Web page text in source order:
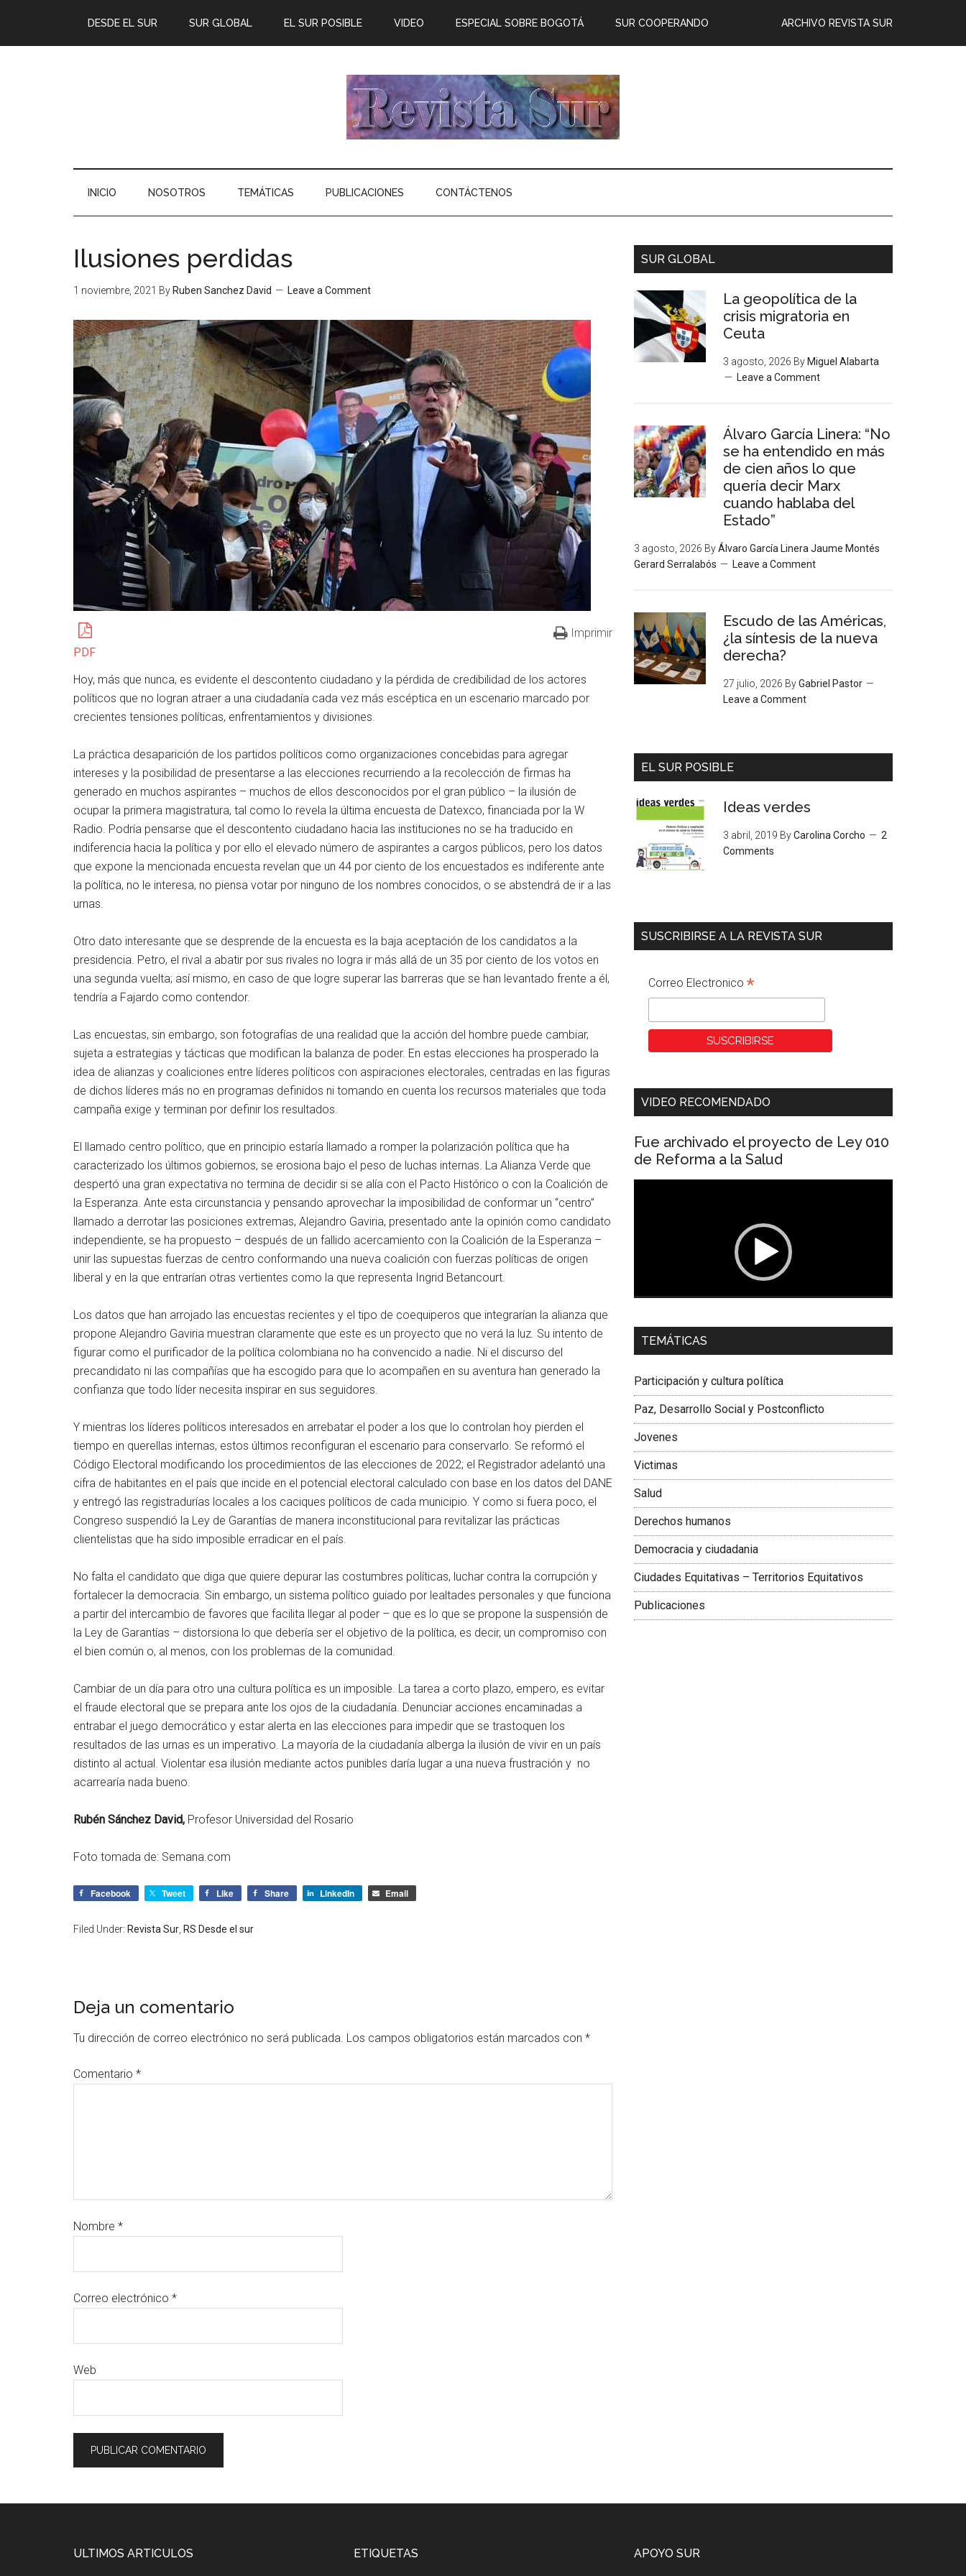
DESDE EL SUR SUR GLOBAL EL SUR POSIBLE ARCHIVO REVISTA SUR
VIDEO ESPECIAL SOBRE BOGOTÁ SUR COOPERANDO
INICIO NOSOTROS TEMÁTICAS PUBLICACIONES CONTÁCTENOS
Ilusiones perdidas
1 noviembre, 2021 By Ruben Sanchez David Leave a Comment
PDF
Imprimir
Hoy, más que nunca, es evidente el descontento ciudadano y la pérdida de credibilidad de los actores
políticos que no logran atraer a una ciudadanía cada vez más escéptica en un escenario marcado por
crecientes tensiones políticas, enfrentamientos y divisiones.
La práctica desaparición de los partidos políticos como organizaciones concebidas para agregar
intereses y la posibilidad de presentarse a las elecciones recurriendo a la recolección de firmas ha
generado en muchos aspirantes – muchos de ellos desconocidos por el gran público – la ilusión de
ocupar la primera magistratura, tal como lo revela la última encuesta de Datexco, financiada por la W
Radio. Podría pensarse que el descontento ciudadano hacia las instituciones no se ha traducido en
indiferencia hacia la política y por ello el elevado número de aspirantes a cargos públicos, pero los datos
que expone la mencionada encuesta revelan que un 44 por ciento de los encuestados es indiferente ante
la política, no le interesa, no piensa votar por ninguno de los nombres conocidos, o se abstendrá de ir a las
urnas.
Otro dato interesante que se desprende de la encuesta es la baja aceptación de los candidatos a la
presidencia. Petro, el rival a abatir por sus rivales no logra ir más allá de un 35 por ciento de los votos en
una segunda vuelta; así mismo, en caso de que logre superar las barreras que se han levantado frente a él,
tendría a Fajardo como contendor.
Las encuestas, sin embargo, son fotografías de una realidad que la acción del hombre puede cambiar,
sujeta a estrategias y tácticas que modifican la balanza de poder. En estas elecciones ha prosperado la
idea de alianzas y coaliciones entre líderes políticos con aspiraciones electorales, centradas en las figuras
de dichos líderes más no en programas definidos ni tomando en cuenta los recursos materiales que toda
campaña exige y terminan por definir los resultados.
El llamado centro político, que en principio estaría llamado a romper la polarización política que ha
caracterizado los últimos gobiernos, se erosiona bajo el peso de luchas internas. La Alianza Verde que
despertó una gran expectativa no termina de decidir si se alía con el Pacto Histórico o con la Coalición de
la Esperanza. Ante esta circunstancia y pensando aprovechar la imposibilidad de conformar un “centro”
llamado a derrotar las posiciones extremas, Alejandro Gaviria, presentado ante la opinión como candidato
independiente, se ha propuesto – después de un fallido acercamiento con la Coalición de la Esperanza –
unir las supuestas fuerzas de centro conformando una nueva coalición con fuerzas políticas de origen
liberal y en la que entrarían otras vertientes como la que representa Ingrid Betancourt.
Los datos que han arrojado las encuestas recientes y el tipo de coequiperos que integrarían la alianza que
propone Alejandro Gaviria muestran claramente que este es un proyecto que no verá la luz. Su intento de
figurar como el purificador de la política colombiana no ha convencido a nadie. Ni el discurso del
precandidato ni las compañías que ha escogido para que lo acompañen en su aventura han generado la
confianza que todo líder necesita inspirar en sus seguidores.
Y mientras los líderes políticos interesados en arrebatar el poder a los que lo controlan hoy pierden el
tiempo en querellas internas, estos últimos reconfiguran el escenario para conservarlo. Se reformó el
Código Electoral modificando los procedimientos de las elecciones de 2022; el Registrador adelantó una
cifra de habitantes en el país que incide en el potencial electoral calculado con base en los datos del DANE
y entregó las registradurías locales a los caciques políticos de cada municipio. Y como si fuera poco, el
Congreso suspendió la Ley de Garantías de manera inconstitucional para revitalizar las prácticas
clientelistas que ha sido imposible erradicar en el país.
No falta el candidato que diga que quiere depurar las costumbres políticas, luchar contra la corrupción y
fortalecer la democracia. Sin embargo, un sistema político guiado por lealtades personales y que funciona
a partir del intercambio de favores que facilita llegar al poder – que es lo que se propone la suspensión de
la Ley de Garantías – distorsiona lo que debería ser el objetivo de la política, es decir, un compromiso con
el bien común o, al menos, con los problemas de la comunidad.
Cambiar de un día para otro una cultura política es un imposible. La tarea a corto plazo, empero, es evitar
el fraude electoral que se prepara ante los ojos de la ciudadanía. Denunciar acciones encaminadas a
entrabar el juego democrático y estar alerta en las elecciones para impedir que se trastoquen los
resultados de las urnas es un imperativo. La mayoría de la ciudadanía alberga la ilusión de vivir en un país
distinto al actual. Violentar esa ilusión mediante actos punibles daría lugar a una nueva frustración y no
acarrearía nada bueno.
Rubén Sánchez David, Profesor Universidad del Rosario
Foto tomada de: Semana.com
Facebook Tweet Like Share LinkedIn Email
Filed Under: Revista Sur RS Desde el sur
Deja un comentario
Tu dirección de correo electrónico no será publicada. Los campos obligatorios están marcados con *
Comentario *
Nombre *
Correo electrónico *
Web
SUR GLOBAL
La geopolítica de la
crisis migratoria en
Ceuta
3 agosto, 2026 By Miguel Alabarta
Leave a Comment
Álvaro García Linera: “No
se ha entendido en más
de cien años lo que
quería decir Marx
cuando hablaba del
Estado”
3 agosto, 2026 ByÁlvaro García Linera Jaume Montés
Gerard Serralabós
Leave a Comment
Escudo de las Américas,
¿la síntesis de la nueva
derecha?
27 julio, 2026 ByGabriel Pastor
Leave a Comment
EL SUR POSIBLE
Ideas verdes
3 abril, 2019 ByCarolina Corcho
2
Comments
SUSCRIBIRSE A LA REVISTA SUR
Correo Electronico *
VIDEO RECOMENDADO
Fue archivado el proyecto de Ley 010
de Reforma a la Salud
Dra. Carolina Corcho Mejía,
Latinoamericana Sur, Vicepresidenta Federación
TEMÁTICAS
Participación y cultura política
Paz, Desarrollo Social y Postconflicto
Jovenes
Victimas
Salud
Derechos humanos
Democracia y ciudadania
Ciudades Equitativas – Territorios Equitativos
Publicaciones
ULTIMOS ARTICULOS ETIQUETAS APOYO SUR